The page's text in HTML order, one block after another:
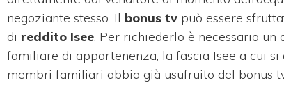
negoziante stesso. Il bonus tv può essere
di reddito Isee . Per richiederlo è necessario
familiare di appartenenza, la fascia Isee a cui
membri familiari abbia già usufruito del bonus